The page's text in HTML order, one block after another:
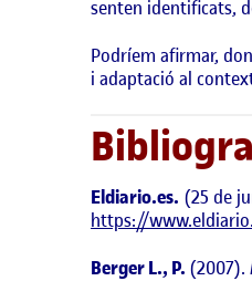
senten identificats,
Podríem afirmar,
i adaptació al
Eldiario.es. (25 de
https://
Berger L., P. (2007).